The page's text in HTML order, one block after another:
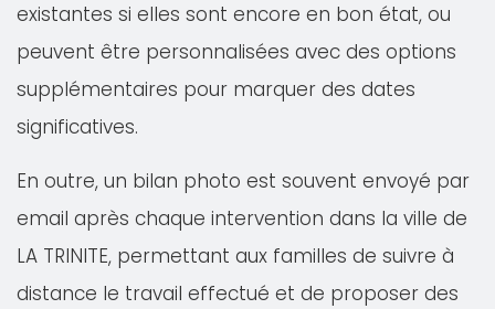
existantes si elles sont encore en bon état, ou
peuvent être personnalisées avec des options
supplémentaires pour marquer des dates
significatives.
En outre, un bilan photo est souvent envoyé par
email après chaque intervention dans la ville de
LA TRINITE, permettant aux familles de suivre à
distance le travail effectué et de proposer des